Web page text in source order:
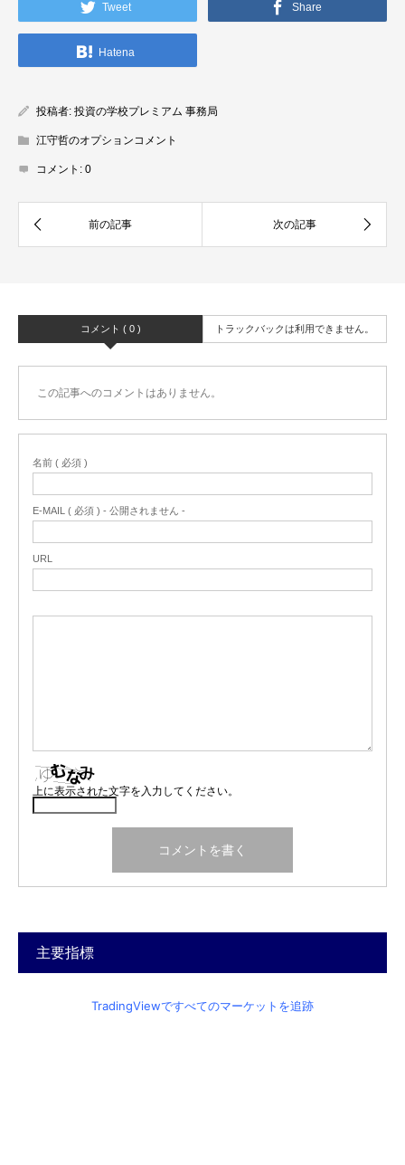
Tweet Share
Hatena
投稿者: 投資の学校プレミアム 事務局
江守哲のオプションコメント
コメント: 0
コメント ( 0 ) トラックバックは利用できません。
この記事へのコメントはありません。
名前 ( 必須 )
E-MAIL ( 必須 ) - 公開されません -
URL
上に表示された文字を入力してください。
主要指標
TradingViewですべてのマーケットを追跡